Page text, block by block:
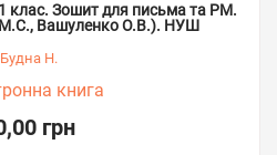
клас. Зошит для письма та РМ.
Вашуленко О.В.). НУШ
Будна Н.
книга
грн